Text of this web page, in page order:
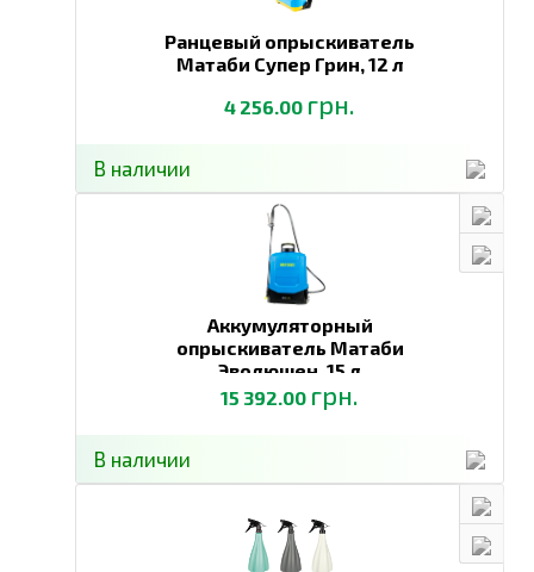
Ранцевый опрыскиватель
Матаби Супер Грин,12 л
4 256.00 грн.
В наличии
Аккумуляторный
опрыскиватель Матаби
Эволюшен, 15 л
15 392.00 грн.
В наличии